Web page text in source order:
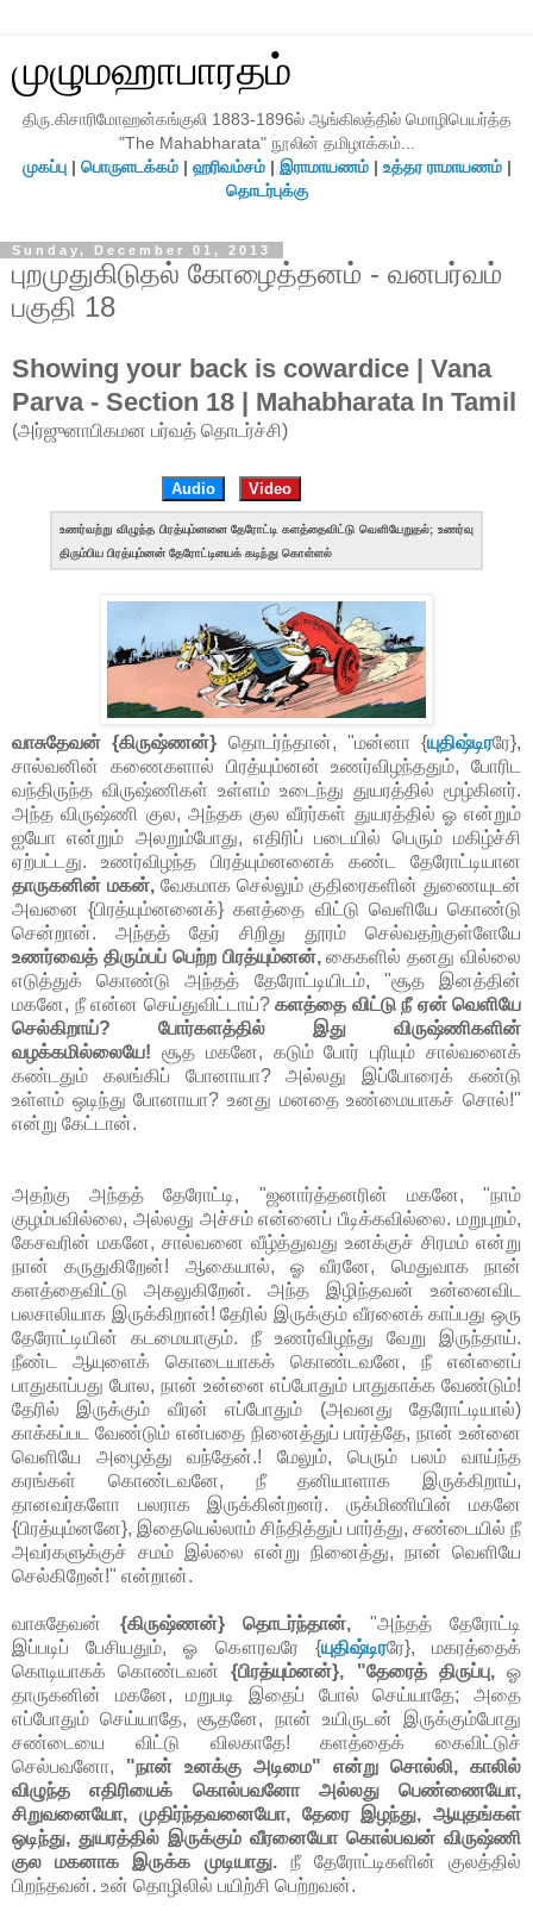
முழுமஹாபாரதம்
திரு.கிசாரிமோஹன்கங்குலி 1883-1896ல் ஆங்கிலத்தில் மொழிபெயர்த்த
"The Mahabharata" நூலின் தமிழாக்கம்...
முகப்பு| பொருளடக்கம்| ஹரிவம்சம்| இராமாயணம்| உத்தர ராமாயணம்|
தொடர்புக்கு
Sunday, December 01, 2013
புறமுதுகிடுதல் கோழைத்தனம் - வனபர்வம்
பகுதி 18
Showing your back is cowardice | Vana
Parva - Section 18 | Mahabharata In Tamil
(அர்ஜுனாபிகமன பர்வத் தொடர்ச்சி)
Audio Video
உணர்வற்று விழுந்த பிரத்யும்னனை தேரோட்டி களத்தைவிட்டு வெளியேறுதல்; உணர்வு
திரும்பிய பிரத்யும்னன் தேரோட்டியைக் கடிந்து கொள்ளல்
வாசுதேவன் {கிருஷ்ணன்} தொடர்ந்தான், "மன்னா {யுதிஷ்டிரரே},
சால்வனின் கணைகளால் பிரத்யும்னன் உணர்விழந்ததும், போரிட
வந்திருந்த விருஷ்ணிகள் உள்ளம் உடைந்து துயரத்தில் மூழ்கினர்.
அந்த விருஷ்ணி குல, அந்தக குல வீரர்கள் துயரத்தில் ஓ என்றும்
ஐயோ என்றும் அலறும்போது, எதிரிப் படையில் பெரும் மகிழ்ச்சி
ஏற்பட்டது. உணர்விழந்த பிரத்யும்னனைக் கண்ட தேரோட்டியான
தாருகனின் மகன், வேகமாக செல்லும் குதிரைகளின் துணையுடன்
அவனை {பிரத்யும்னனைக்} களத்தை விட்டு வெளியே கொண்டு
சென்றான். அந்தத் தேர் சிறிது தூரம் செல்வதற்குள்ளேயே
உணர்வைத் திரும்பப் பெற்ற பிரத்யும்னன்,கைகளில் தனது வில்லை
எடுத்துக் கொண்டு அந்தத் தேரோட்டியிடம், "சூத இனத்தின்
மகனே, நீ என்ன செய்துவிட்டாய்? களத்தை விட்டு நீ ஏன் வெளியே
செல்கிறாய்? போர்களத்தில் இது விருஷ்ணிகளின்
வழக்கமில்லையே! சூத மகனே, கடும் போர் புரியும் சால்வனைக்
கண்டதும் கலங்கிப் போனாயா? அல்லது இப்போரைக் கண்டு
உள்ளம் ஒடிந்து போனாயா? உனது மனதை உண்மையாகச் சொல்!"
என்று கேட்டான்.
அதற்கு அந்தத் தேரோட்டி, "ஜனார்த்தனரின் மகனே, "நாம்
குழம்பவில்லை, அல்லது அச்சம் என்னைப் பீடிக்கவில்லை. மறுபுறம்,
கேசவரின் மகனே, சால்வனை வீழ்த்துவது உனக்குச் சிரமம் என்று
நான் கருதுகிறேன்! ஆகையால், ஓ வீரனே, மெதுவாக நான்
களத்தைவிட்டு அகலுகிறேன். அந்த இழிந்தவன் உன்னைவிட
பலசாலியாக இருக்கிறான்! தேரில் இருக்கும் வீரனைக் காப்பது ஒரு
தேரோட்டியின் கடமையாகும். நீ உணர்விழந்து வேறு இருந்தாய்.
நீண்ட ஆயுளைக் கொடையாகக் கொண்டவனே, நீ என்னைப்
பாதுகாப்பது போல, நான் உன்னை எப்போதும் பாதுகாக்க வேண்டும்!
தேரில் இருக்கும் வீரன் எப்போதும் (அவனது தேரோட்டியால்)
காக்கப்பட வேண்டும் என்பதை நினைத்துப் பார்த்தே, நான் உன்னை
வெளியே அழைத்து வந்தேன்.! மேலும், பெரும் பலம் வாய்ந்த
கரங்கள் கொண்டவனே, நீ தனியாளாக இருக்கிறாய்,
தானவர்களோ பலராக இருக்கின்றனர். ருக்மிணியின் மகனே
{பிரத்யும்னனே}, இதையெல்லாம் சிந்தித்துப் பார்த்து, சண்டையில் நீ
அவர்களுக்குச் சமம் இல்லை என்று நினைத்து, நான் வெளியே
செல்கிறேன்!" என்றான்.
வாசுதேவன் {கிருஷ்ணன்} தொடர்ந்தான், "அந்தத் தேரோட்டி
இப்படிப் பேசியதும், ஓ கௌரவரே {யுதிஷ்டிரரே}, மகரத்தைக்
கொடியாகக் கொண்டவன்{பிரத்யும்னன்}, "தேரைத் திருப்பு,ஓ
தாருகனின் மகனே, மறுபடி இதைப் போல் செய்யாதே; அதை
எப்போதும் செய்யாதே, சூதனே, நான் உயிருடன் இருக்கும்போது
சண்டையை விட்டு விலகாதே! களத்தைக் கைவிட்டுச்
செல்பவனோ, "நான் உனக்கு அடிமை" என்று சொல்லி, காலில்
விழுந்த எதிரியைக் கொல்பவனோ அல்லது பெண்ணையோ,
சிறுவனையோ, முதிர்ந்தவனையோ, தேரை இழந்து, ஆயுதங்கள்
ஒடிந்து, துயரத்தில் இருக்கும் வீரனையோ கொல்பவன் விருஷ்ணி
குல மகனாக இருக்க முடியாது.நீ தேரோட்டிகளின் குலத்தில்
பிறந்தவன். உன் தொழிலில் பயிற்சி பெற்றவன்.